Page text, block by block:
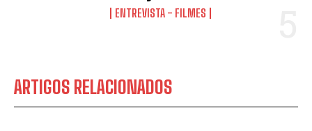
ENTREVISTA - FILMES
ARTIGOS RELACIONADOS